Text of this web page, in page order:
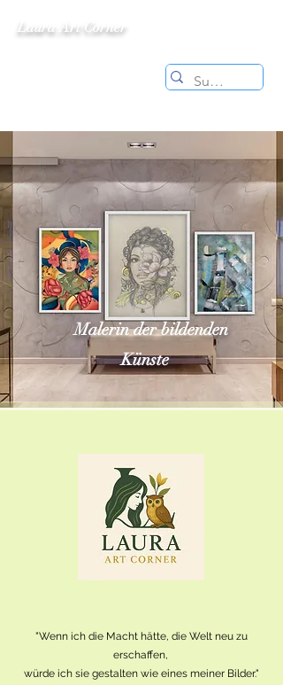
Laura Art Corner
Malerin der bildenden
Künste
"Wenn ich die Macht hätte, die Welt neu zu
erschaffen,
würde ich sie gestalten wie eines meiner Bilder."